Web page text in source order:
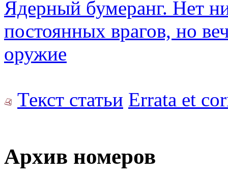
Ядерный бумеранг. Нет
постоянных врагов, но
оружие
Текст статьи Errata et
Архив номеров